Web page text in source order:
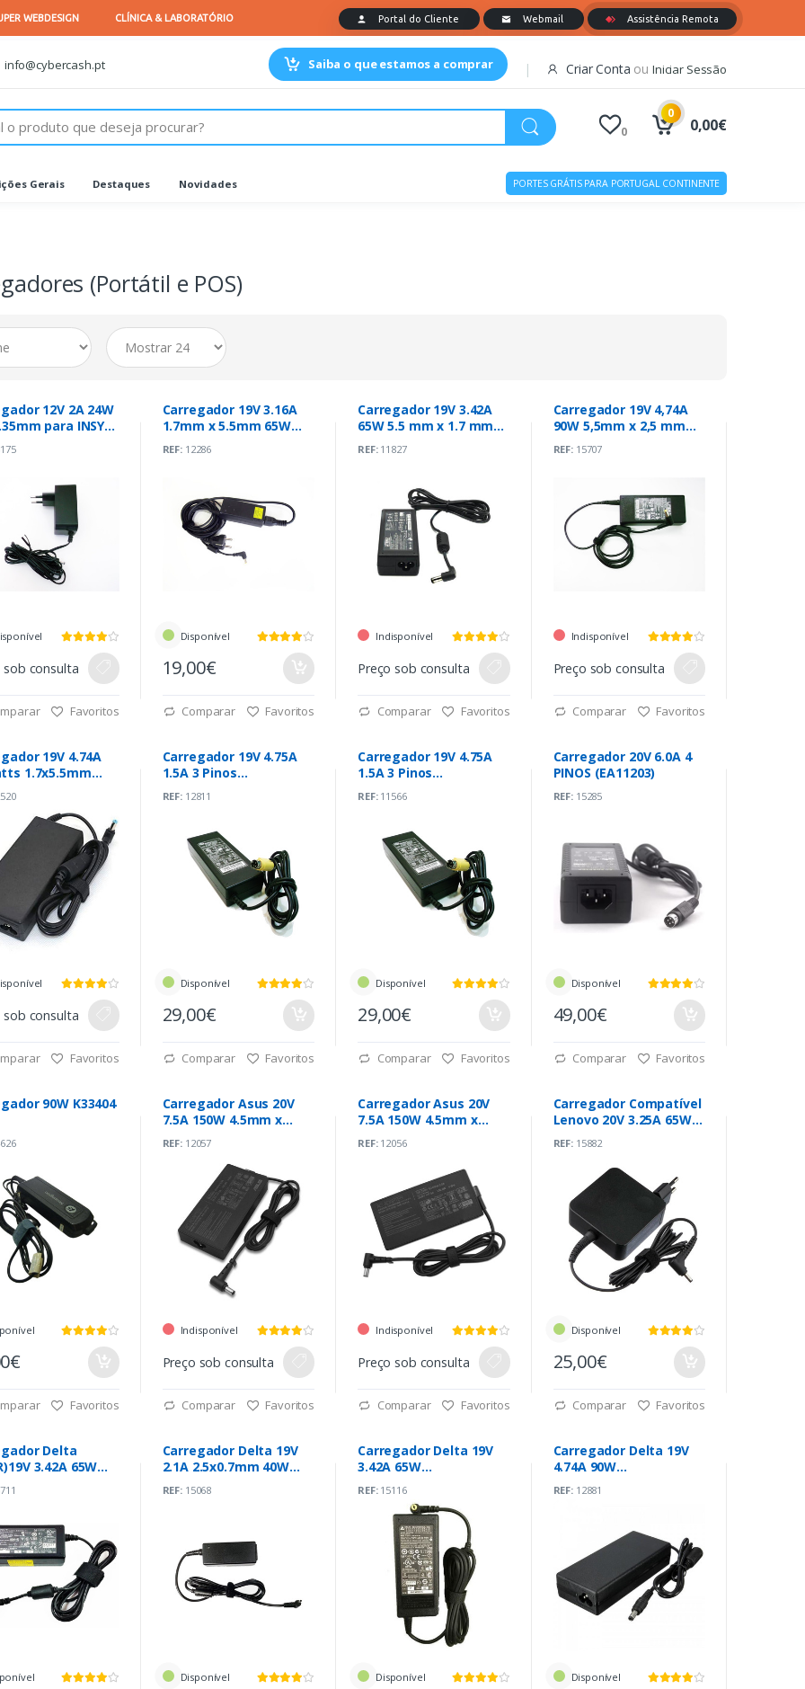
info@cybercash.pt Saiba o que estamos a comprar Criar Conta ouIniciar Sessão
0
0
0,00€
Gerais Destaques Novidades PORTES GRÁTIS PARA PORTUGAL CONTINENTE
(Portátil e POS)
12V 2A 24W
para INSYS
sob consulta
Favoritos
Carregador 19V 3.16A
1.7mm x 5.5mm 65W
REF:12286
Disponível
19,00€
Comparar Favoritos
Carregador 19V 3.42A
65W 5.5 mm x 1.7 mm
REF:11827
Indisponível
Preço sob consulta
Comparar Favoritos
Carregador 19V 4,74A
90W 5,5mm x 2,5 mm
REF:15707
Indisponível
Preço sob consulta
Comparar Favoritos
19V 4.74A
1.7x5.5mm
sob consulta
Favoritos
Carregador 19V 4.75A
1.5A 3 Pinos
REF:12811
Disponível
29,00€
Comparar Favoritos
Carregador 19V 4.75A
1.5A 3 Pinos
REF:11566
Disponível
29,00€
Comparar Favoritos
Carregador 20V 6.0A 4
PINOS (EA11203)
REF:15285
Disponível
49,00€
Comparar Favoritos
90W K33404
Favoritos
Carregador Asus 20V
7.5A 150W 4.5mm x
Original
REF:12057
Indisponível
Preço sob consulta
Comparar Favoritos
Carregador Asus 20V
7.5A 150W 4.5mm x
Original
REF:12056
Indisponível
Preço sob consulta
Comparar Favoritos
Carregador Compatível
Lenovo 20V 3.25A 65W
REF:15882
Disponível
25,00€
Comparar Favoritos
Delta
3.42A 65W
Carregador Delta 19V
2.1A 2.5x0.7mm 40W
REF:15068
Disponível
Carregador Delta 19V
3.42A 65W
65JH)
REF:15116
Disponível
Carregador Delta 19V
4.74A 90W
90SB BB)
REF:12881
Disponível